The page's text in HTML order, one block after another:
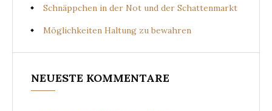
Schnäppchen in der Not und der Schattenmarkt
Möglichkeiten Haltung zu bewahren
NEUESTE KOMMENTARE